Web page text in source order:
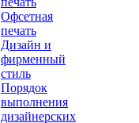
Офсетная
печать
Дизайн и
фирменный
стиль
Порядок
выполнения
дизайнерских